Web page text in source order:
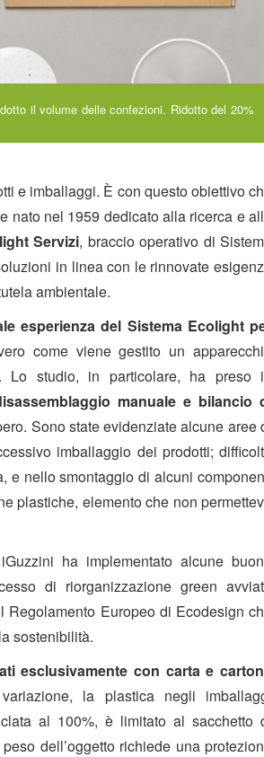
il volume delle confezioni. Ridotto del 20%
e imballaggi. È con questo obiettivo
nato nel 1959 dedicato alla ricerca e
Servizi, braccio operativo di
in linea con le rinnovate
ambientale.
esperienza del Sistema Ecolight
come viene gestito un
Lo studio, in particolare, ha preso
manuale e bilancio
Sono state evidenziate alcune aree
imballaggio dei prodotti;
e nello smontaggio di alcuni
plastiche, elemento che non
ha implementato alcune
di riorganizzazione green
Regolamento Europeo di Ecodesign
sostenibilità.
esclusivamente con carta e
la plastica negli
al 100%, è limitato al sacchetto
dell’oggetto richiede una